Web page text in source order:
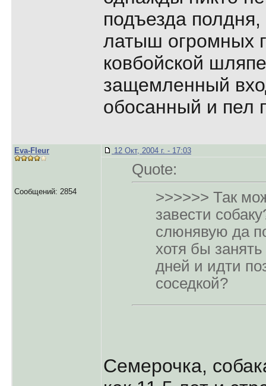
подъезда
латыш огромных
ковбойской
защемленный
обосанный и пел
Eva-Fleur
Сообщений: 2854
12 Окт, 2004 г. - 17:03
Quote:
>>>>>> Так
завести
слюнявую да
хотя бы
дней и идти
соседкой?
Семерочка,